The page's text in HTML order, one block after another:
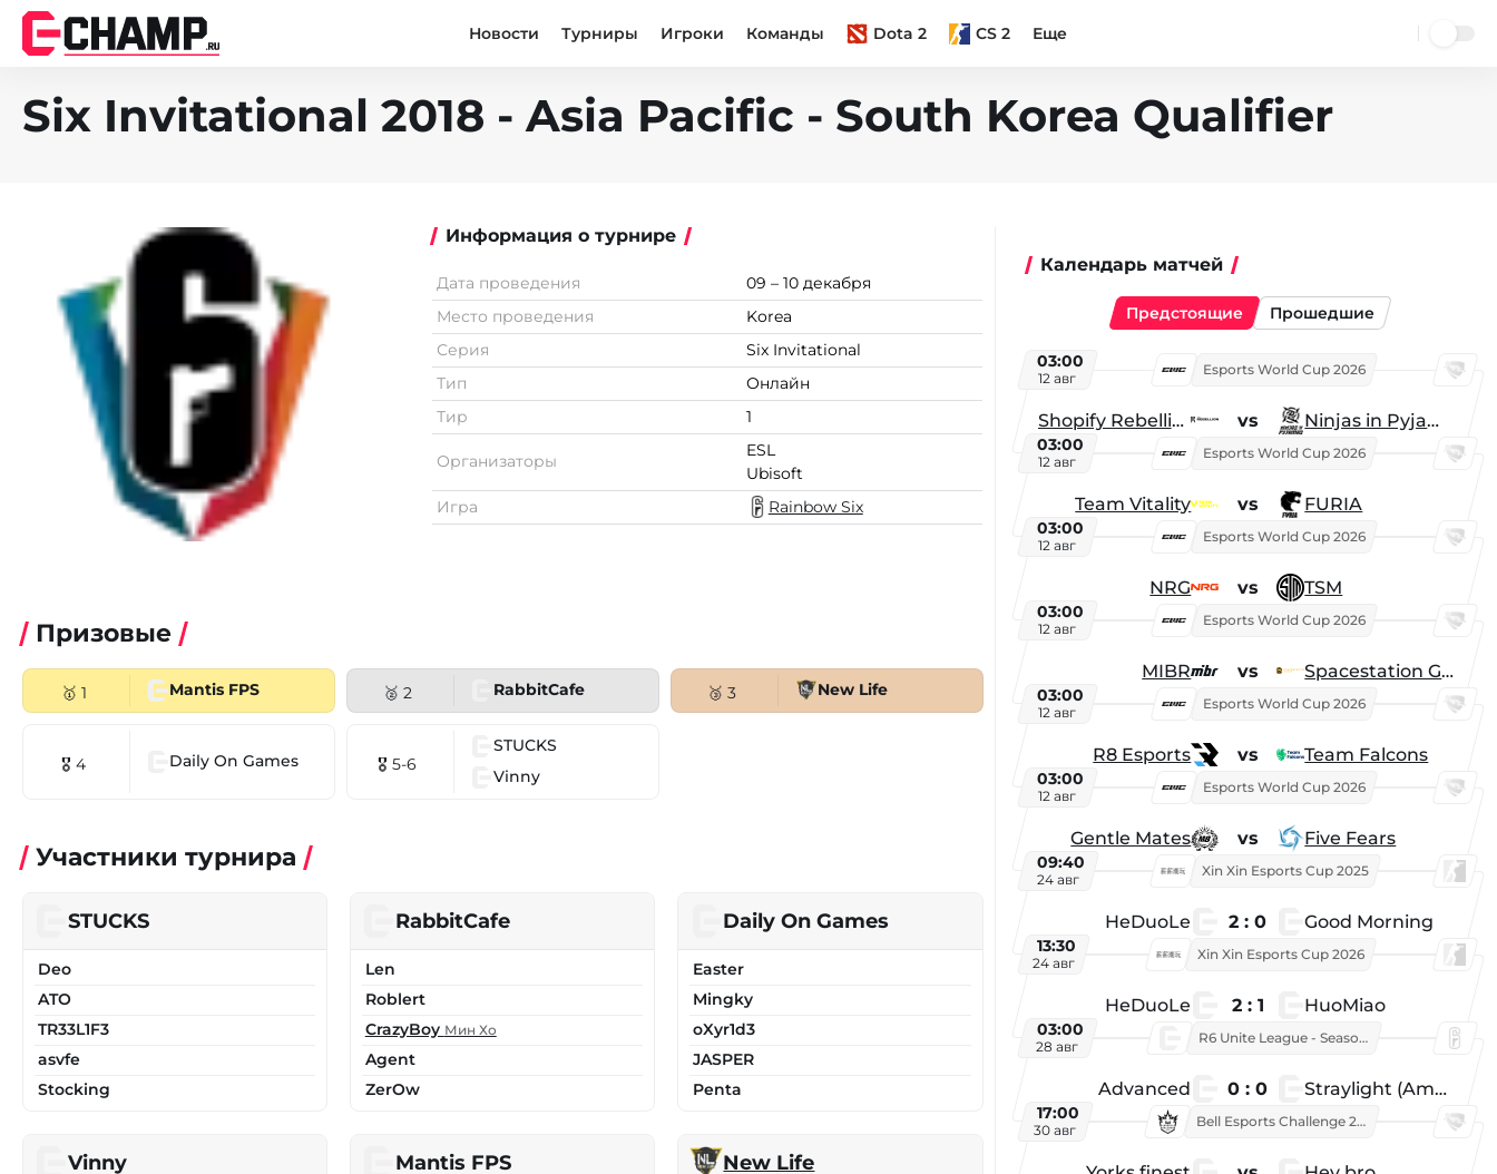
Новости Турниры Игроки Команды Dota 2 CS 2 Еще
Six Invitational 2018 - Asia Pacific - South Korea Qualifier
Информация о турнире
Дата проведения
09 – 10 декабря
Место проведения
Korea
Серия
Six Invitational
Тип
Онлайн
Тир
1
Организаторы
ESL
Ubisoft
Игра
Rainbow Six
Призовые
🥇 1 Mantis FPS 🥈 2 RabbitCafe 🥉 3 New Life
🎖 4 Daily On Games 🎖 5-6
STUCKS
Vinny
Участники турнира
STUCKS
Deo
ATO
TR33L1F3
asvfe
Stocking
RabbitCafe
Len
Roblert
CrazyBoy Мин Хо
Agent
ZerOw
Daily On Games
Easter
Mingky
oXyr1d3
JASPER
Penta
Vinny Mantis FPS New Life
Календарь матчей
Предстоящие Прошедшие
03:00
12 авг
Esports World Cup 2026
Shopify Rebellion vs Ninjas in Pyjamas
03:00
12 авг
Esports World Cup 2026
Team Vitality vs FURIA
03:00
12 авг
Esports World Cup 2026
NRG vs TSM
03:00
12 авг
Esports World Cup 2026
MIBR vs Spacestation Gaming
03:00
12 авг
Esports World Cup 2026
R8 Esports vs Team Falcons
03:00
12 авг
Esports World Cup 2026
Gentle Mates vs Five Fears
09:40
24 авг
Xin Xin Esports Cup 2025
HeDuoLe 2 : 0 Good Morning
13:30
24 авг
Xin Xin Esports Cup 2026
HeDuoLe 2 : 1 HuoMiao
03:00
28 авг
R6 Unite League - Season 1
Advanced 0 : 0 Straylight (American team)
17:00
30 авг
Bell Esports Challenge 2026